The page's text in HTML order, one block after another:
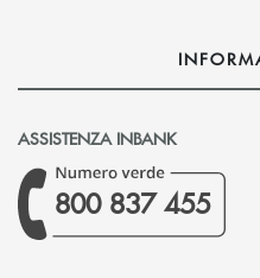
ASSISTENZA INBANK
800 837 455